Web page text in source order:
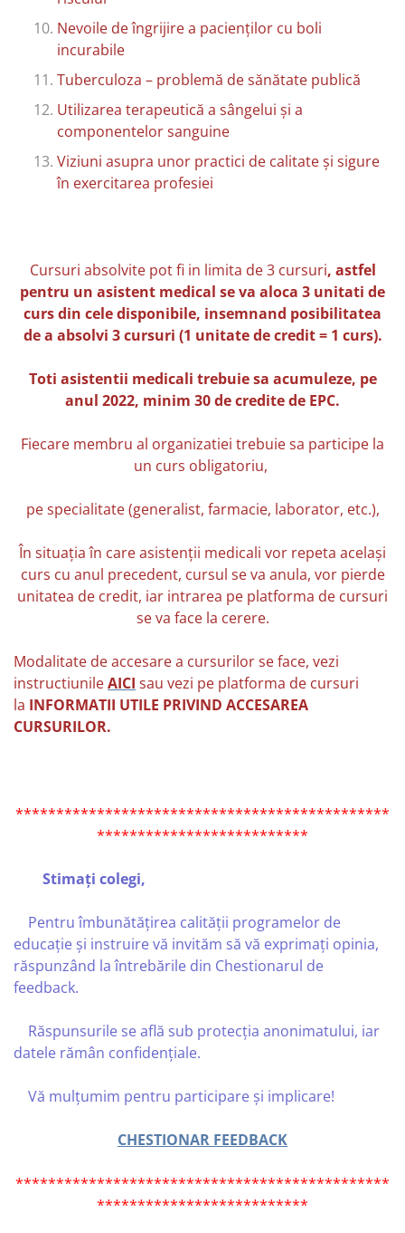
Nevoile de îngrijire a pacienților cu boli
incurabile
Tuberculoza – problemă de sănătate publică
Utilizarea terapeutică a sângelui și a
componentelor sanguine
Viziuni asupra unor practici de calitate și sigure
în exercitarea profesiei
Cursuri absolvite pot fi in limita de 3 cursuri, astfel
pentru un asistent medical se va aloca 3 unitati de
curs din cele disponibile, insemnand posibilitatea
de a absolvi 3 cursuri (1 unitate de credit = 1 curs).
Toti asistentii medicali trebuie sa acumuleze, pe
anul 2022, minim 30 de credite de EPC.
Fiecare membru al organizatiei trebuie sa participe la
un curs obligatoriu,
pe specialitate (generalist, farmacie, laborator, etc.),
În situația în care asistenții medicali vor repeta același
curs cu anul precedent, cursul se va anula, vor pierde
unitatea de credit, iar intrarea pe platforma de cursuri
se va face la cerere.
Modalitate de accesare a cursurilor se face, vezi
instructiunileAICI sau vezi pe platforma de cursuri
la INFORMATII UTILE PRIVIND ACCESAREA
CURSURILOR.
**********************************************
**************************
Stimați colegi,
Pentru îmbunătățirea calității programelor de
educaţie şi instruire vă invităm să vă exprimați opinia,
răspunzând la întrebările din Chestionarul de
feedback.
Răspunsurile se află sub protecția anonimatului, iar
datele rămân confidenţiale.
Vă mulţumim pentru participare și implicare!
CHESTIONAR FEEDBACK
**********************************************
**************************